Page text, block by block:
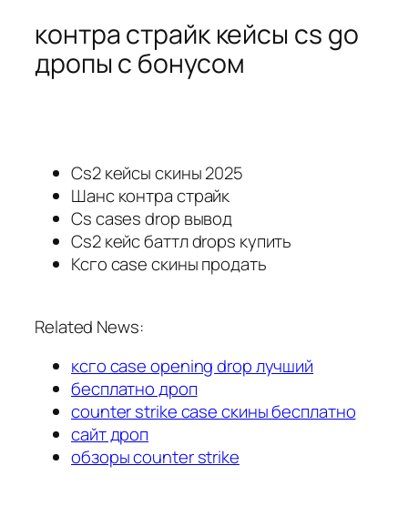
контра страйк кейсы cs go
дропы с бонусом
Cs2 кейсы скины 2025
Шанс контра страйк
Cs cases drop вывод
Cs2 кейс баттл drops купить
Ксго case скины продать
Related News:
ксго case opening drop лучший
бесплатно дроп
counter strike case скины бесплатно
сайт дроп
обзоры counter strike